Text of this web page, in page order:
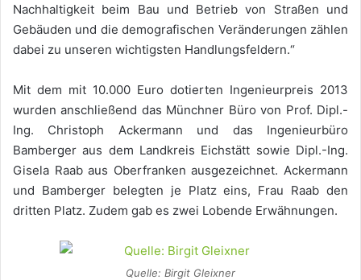
Nachhaltigkeit beim Bau und Betrieb von Straßen und
Gebäuden und die demografischen Veränderungen zählen
dabei zu unseren wichtigsten Handlungsfeldern.“
Mit dem mit 10.000 Euro dotierten Ingenieurpreis 2013
wurden anschließend das Münchner Büro von Prof. Dipl.-
Ing. Christoph Ackermann und das Ingenieurbüro
Bamberger aus dem Landkreis Eichstätt sowie Dipl.-Ing.
Gisela Raab aus Oberfranken ausgezeichnet. Ackermann
und Bamberger belegten je Platz eins, Frau Raab den
dritten Platz. Zudem gab es zwei Lobende Erwähnungen.
Quelle: Birgit Gleixner